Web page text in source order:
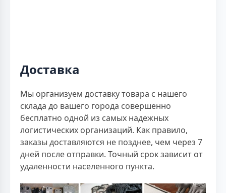
Доставка
Мы организуем доставку товара с нашего
склада до вашего города совершенно
бесплатно одной из самых надежных
логистических организаций. Как правило,
заказы доставляются не позднее, чем через 7
дней после отправки. Точный срок зависит от
удаленности населенного пункта.